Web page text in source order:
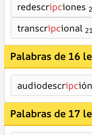
redescripciones
transcripcional 21
Palabras de 16
audiodescripción
Palabras de 17